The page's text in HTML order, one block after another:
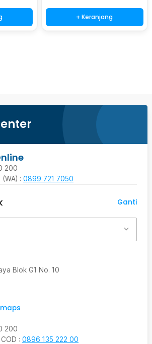
+ Keranjang
200
: 0899 721 7050
Ganti
Blok G1 No. 10
200
: 0896 135 222 00